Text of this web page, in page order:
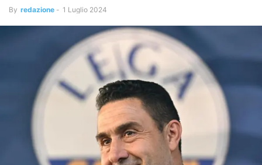
By redazione - 1 Luglio 2024